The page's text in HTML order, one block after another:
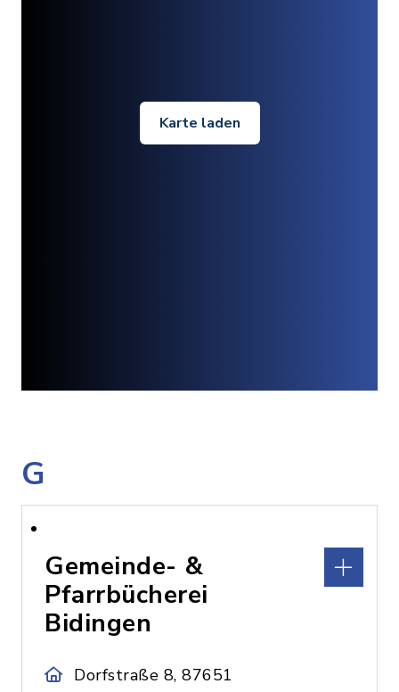
Karte laden
G
Gemeinde- &
Pfarrbücherei
Bidingen
Dorfstraße 8, 87651